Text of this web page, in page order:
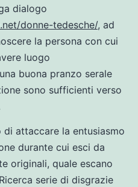
dialogo
donne-tedesche/, ad
la persona con cui
luogo
buona pranzo serale
sono sufficienti verso
attaccare la entusiasmo
durante cui esci da
originali, quale escano
serie di disgrazie